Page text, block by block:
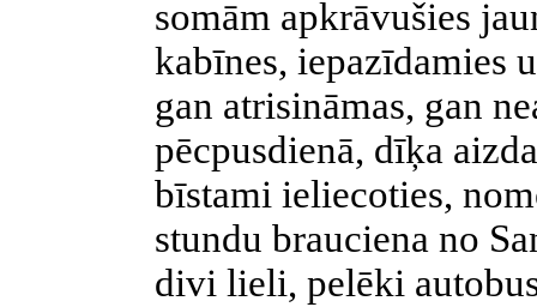
somām apkrāvušies
kabīnes, iepazīdamies
gan atrisināmas, gan
pēcpusdienā, dīķa
bīstami ieliecoties,
stundu brauciena no
divi lieli, pelēki